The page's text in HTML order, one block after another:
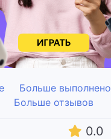
Больше выполнено
Больше отзывов
0.0